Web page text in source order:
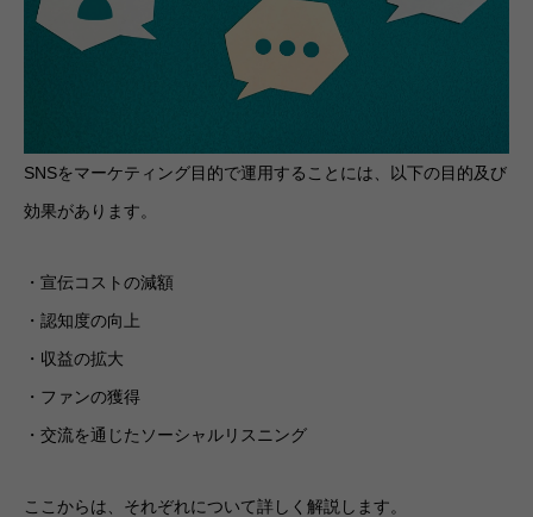
SNSをマーケティング目的で運用することには、以下の目的及び
効果があります。
・宣伝コストの減額
・認知度の向上
・収益の拡大
・ファンの獲得
・交流を通じたソーシャルリスニング
ここからは、それぞれについて詳しく解説します。